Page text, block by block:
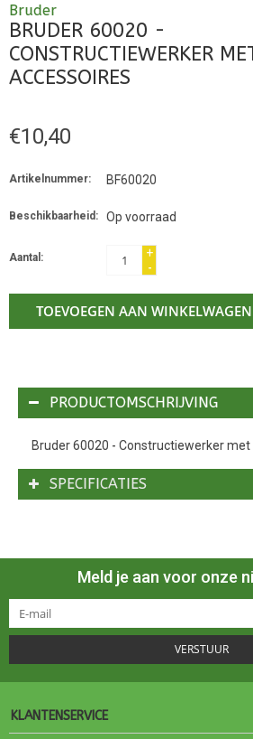
Bruder
BRUDER 60020 -
CONSTRUCTIEWERKER
ACCESSOIRES
€10,40
Artikelnummer: BF60020
Beschikbaarheid: Op voorraad
Aantal:
+
-
TOEVOEGEN AAN WINKELWAGEN
PRODUCTOMSCHRIJVING
Bruder 60020 - Constructiewerker met
SPECIFICATIES
Meld je aan voor onze
VERSTUUR
KLANTENSERVICE